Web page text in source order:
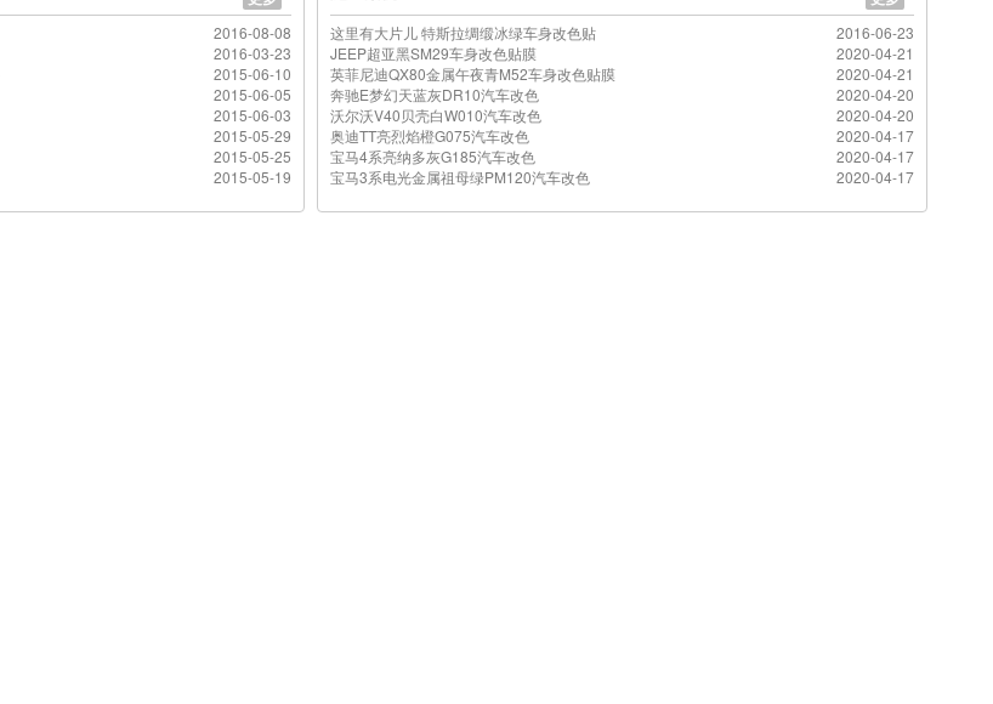
2016-06-23
这里有大片儿 特斯拉绸缎冰绿车身改色贴
2020-04-21
JEEP超亚黑SM29车身改色贴膜
2020-04-21
英菲尼迪QX80金属午夜青M52车身改色贴膜
2020-04-20
奔驰E梦幻天蓝灰DR10汽车改色
2020-04-20
沃尔沃V40贝壳白W010汽车改色
2020-04-17
奥迪TT亮烈焰橙G075汽车改色
2020-04-17
宝马4系亮纳多灰G185汽车改色
2020-04-17
宝马3系电光金属祖母绿PM120汽车改色
2016-08-08
2016-03-23
2015-06-10
2015-06-05
2015-06-03
2015-05-29
2015-05-25
2015-05-19